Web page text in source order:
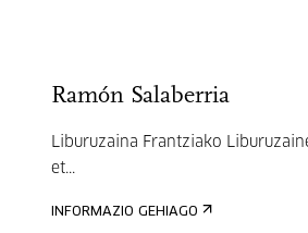
Ramón Salaberria
Liburuzaina Frantziako
et...
INFORMAZIO GEHIAGO